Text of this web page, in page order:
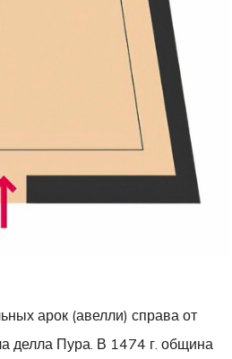
арок (авелли) справа от
делла Пура. В 1474 г. община